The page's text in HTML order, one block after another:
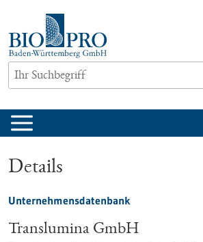
springen
Details
Unternehmensdatenbank
Translumina GmbH